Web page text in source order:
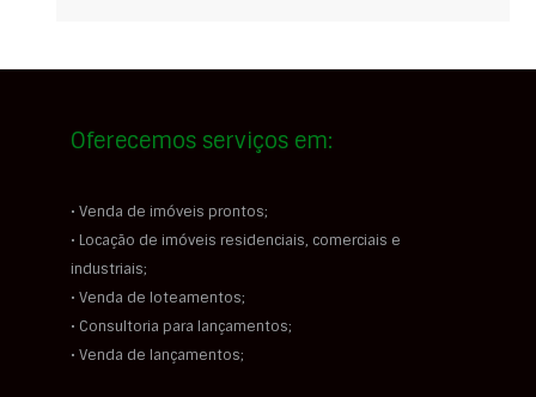
Oferecemos serviços em:
• Venda de imóveis prontos;
• Locação de imóveis residenciais, comerciais e
industriais;
• Venda de loteamentos;
• Consultoria para lançamentos;
• Venda de lançamentos;